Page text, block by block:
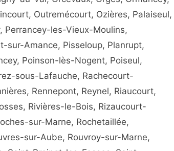
Outremécourt, Ozières, Palaiseul,
Perrancey-les-Vieux-Moulins,
sur-Amance, Pisseloup, Planrupt,
Poinson-lès-Nogent, Poiseul,
sous-Lafauche, Rachecourt-
Rennepont, Reynel, Riaucourt,
Rivières-le-Bois, Rizaucourt-
sur-Marne, Rochetaillée,
sur-Aube, Rouvroy-sur-Marne,